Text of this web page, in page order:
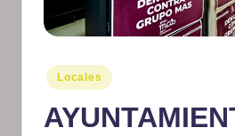
r
m
at
iv
o
Publicado
en
Locales